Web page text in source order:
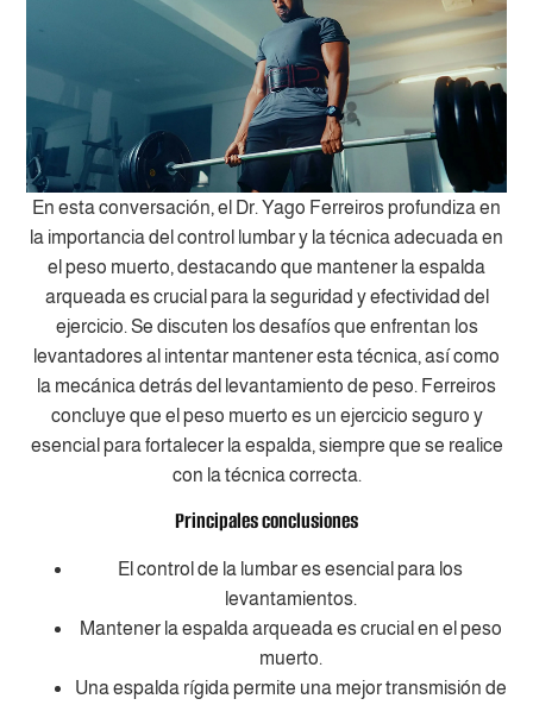
En esta conversación, el Dr. Yago Ferreiros profundiza en
la importancia del control lumbar y la técnica adecuada en
el peso muerto, destacando que mantener la espalda
arqueada es crucial para la seguridad y efectividad del
ejercicio. Se discuten los desafíos que enfrentan los
levantadores al intentar mantener esta técnica, así como
la mecánica detrás del levantamiento de peso. Ferreiros
concluye que el peso muerto es un ejercicio seguro y
esencial para fortalecer la espalda, siempre que se realice
con la técnica correcta.
Principales conclusiones
El control de la lumbar es esencial para los
levantamientos.
Mantener la espalda arqueada es crucial en el peso
muerto.
Una espalda rígida permite una mejor transmisión de